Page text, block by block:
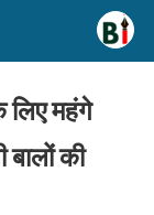
महंगे
की